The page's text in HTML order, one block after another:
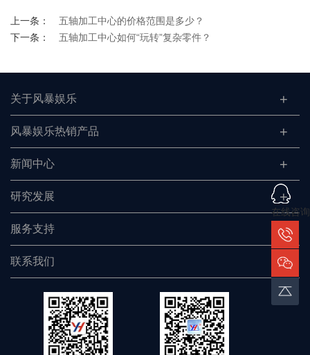
上一条：
五轴加工中心的价格范围是多少？
下一条：
五轴加工中心如何“玩转”复杂零件？
关于风暴娱乐
风暴娱乐热销产品
新闻中心
研究发展
服务支持
联系我们
在线咨询